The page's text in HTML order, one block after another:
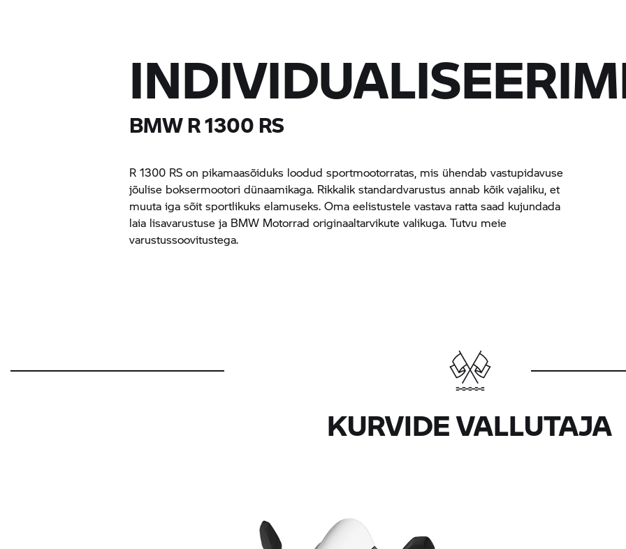
BMW R 1300 RS
R 1300 RS on pikamaasõiduks loodud sportmootorratas, mis ühendab vastupidavuse
jõulise boksermootori dünaamikaga. Rikkalik standardvarustus annab kõik vajaliku, et
muuta iga sõit sportlikuks elamuseks. Oma eelistustele vastava ratta saad kujundada
laia lisavarustuse ja BMW Motorrad originaaltarvikute valikuga. Tutvu meie
varustussoovitustega.
KURVIDE VALLUTAJA